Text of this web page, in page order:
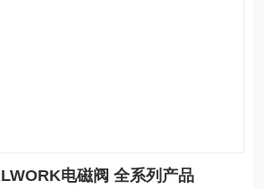
电磁阀 全系列产品